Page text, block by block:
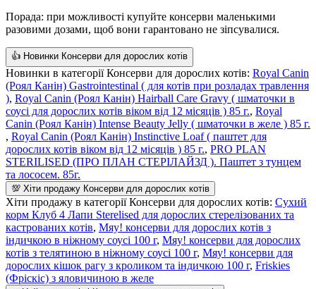
Порада: при можливості купуйте консерви маленькими
разовими дозами, щоб вони гарантовано не зіпсувалися.
👍 Новинки Консерви для дорослих котів
Новинки в категорії Консерви для дорослих котів: Royal Canin
(Роял Канін) Gastrointestinal ( для котів при розладах травлення
), Royal Canin (Роял Канін) Hairball Care Gravy ( шматочки в
соусі для дорослих котів віком від 12 місяців ) 85 г., Royal
Canin (Роял Канін) Intense Beauty Jelly ( шматочки в желе ) 85 г.
, Royal Canin (Роял Канін) Instinctive Loaf ( паштет для
дорослих котів віком від 12 місяців ) 85 г., ​PRO PLAN
STERILISED (ПРО ПЛАН СТЕРІЛАЙЗД ). Паштет з тунцем
та лососем. 85г.
💯 Хіти продажу Консерви для дорослих котів
Хіти продажу в категорії Консерви для дорослих котів: Сухий
корм Клуб 4 Лапи Sterelised для дорослих стерелізованих та
кастрованих котів, Мяу! консерви для дорослих котів з
індичкою в ніжному соусі 100 г, Мяу! консерви для дорослих
котів з телятиною в ніжному соусі 100 г, Мяу! консерви для
дорослих кішок рагу з кроликом та індичкою 100 г, Friskies
(Фріскіс) з яловичиною в желе